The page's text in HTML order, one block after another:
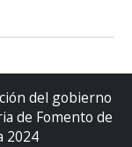
del gobierno
de Fomento de
2024